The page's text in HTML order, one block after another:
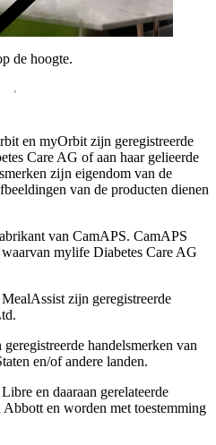
de hoogte.
en myOrbit zijn geregistreerde
Care AG of aan haar gelieerde
zĳn eigendom van de
van de producten dienen
van CamAPS. CamAPS
mylife Diabetes Care AG
zijn geregistreerde
handelsmerken van
en/of andere landen.
en daaraan gerelateerde
en worden met toestemming